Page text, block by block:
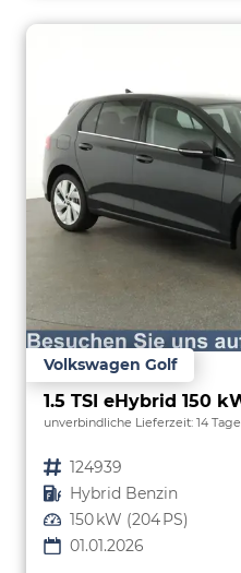
Volkswagen Golf
unverbindliche Lieferzeit: 14 Tage
Fahrzeugnr. 124939
Kraftstoff Hybrid Benzin
Leistung 150 kW (204 PS)
01.01.2026